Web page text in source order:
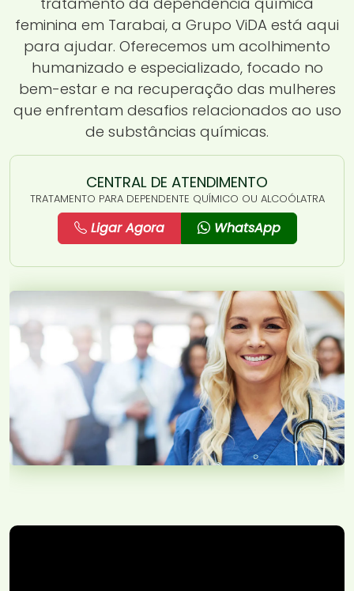
feminina em Tarabai, a Grupo ViDA está aqui
para ajudar. Oferecemos um acolhimento
humanizado e especializado, focado no
bem-estar e na recuperação das mulheres
que enfrentam desafios relacionados ao uso
de substâncias químicas.
CENTRAL DE ATENDIMENTO
TRATAMENTO PARA DEPENDENTE QUÍMICO OU ALCOÓLATRA
Ligar Agora WhatsApp